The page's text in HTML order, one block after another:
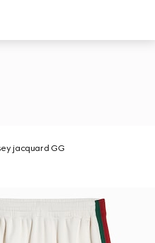
jacquard GG